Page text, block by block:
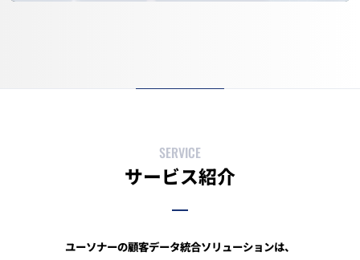
SERVICE
サービス紹介
ユーソナーの顧客データ統合ソリューションは、